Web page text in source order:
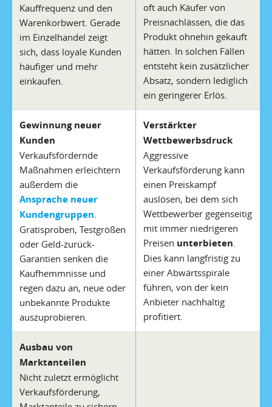
Kauffrequenz und den
Warenkorbwert. Gerade
im Einzelhandel zeigt
sich, dass loyale Kunden
häufiger und mehr
einkaufen.
oft auch Käufer von
Preisnachlässen, die das
Produkt ohnehin gekauft
hätten. In solchen Fällen
entsteht kein zusätzlicher
Absatz, sondern lediglich
ein geringerer Erlös.
Gewinnung neuer
Kunden
Verkaufsfördernde
Maßnahmen erleichtern
außerdem die
Ansprache neuer
Kundengruppen
Gratisproben, Testgrößen
oder Geld-zurück-
Garantien senken die
Kaufhemmnisse und
regen dazu an, neue oder
unbekannte Produkte
auszuprobieren.
Verstärkter
Wettbewerbsdruck
Aggressive
Verkaufsförderung kann
einen Preiskampf
auslösen, bei dem sich
Wettbewerber gegenseitig
mit immer niedrigeren
Preisen unterbieten
Dies kann langfristig zu
einer Abwärtsspirale
führen, von der kein
Anbieter nachhaltig
profitiert.
Ausbau von
Marktanteilen
Nicht zuletzt ermöglicht
Verkaufsförderung,